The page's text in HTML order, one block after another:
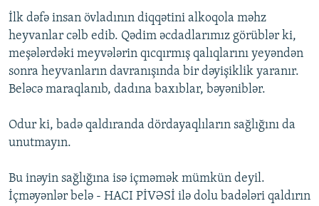
İlk dəfə insan övladının diqqətini alkoqola məhz
heyvanlar cəlb edib. Qədim əcdadlarımız görüblər ki,
meşələrdəki meyvələrin qıcqırmış qalıqlarını yeyəndən
sonra heyvanların davranışında bir dəyişiklik yaranır.
Beləcə maraqlanıb, dadına baxıblar, bəyəniblər.
Odur ki, badə qaldıranda dördayaqlıların sağlığını da
unutmayın.
Bu inəyin sağlığına isə içməmək mümkün deyil.
İçməyənlər belə - HACI PİVƏSİ ilə dolu badələri qaldırın